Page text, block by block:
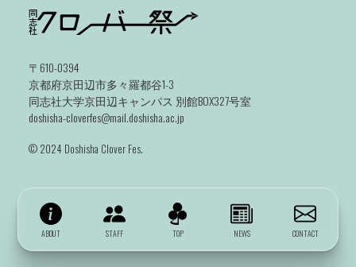
ABOUT STAFF TOP NEWS CONTACT
〒610-0394
京都府京田辺市多々羅都谷1-3
同志社大学京田辺キャンパス 別館BOX327号室
doshisha-cloverfes@mail.doshisha.ac.jp
©️ 2024 Doshisha Clover Fes.